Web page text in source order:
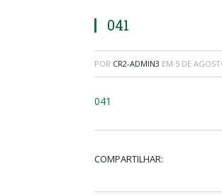
041
POR CR2-ADMIN3 EM 5 DE
041
COMPARTILHAR: